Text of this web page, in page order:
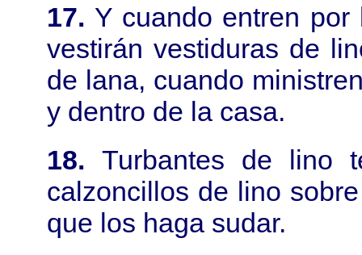
17. Y cuando entren
vestirán vestiduras de
de lana, cuando
y dentro de la casa.
18. Turbantes de lino
calzoncillos de lino
que los haga sudar.